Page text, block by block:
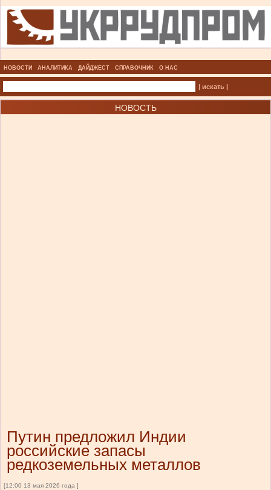
НОВОСТИ АНАЛИТИКА ДАЙДЖЕСТ СПРАВОЧНИК О НАС
| искать |
НОВОСТЬ
Путин предложил Индии
российские запасы
редкоземельных металлов
[12:00 13 мая 2026 года ]